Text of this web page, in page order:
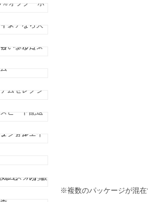
※複数のパッケージが混在